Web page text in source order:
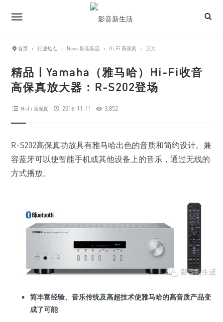
首页 › 行业热点 › News 影音新品 › Hi-Fi 高保真 › 正文
精品 | Yamaha（雅马哈）Hi-Fi收音
高保真放大器：R-S202登场
Hi-Fi 高保真 2016-11-11 3,852
R-S202高保真功放具有雅马哈出色的音质和简约设计。兼
容蓝牙可以使智能手机或其他设备上的音乐，通过无线的
方式播放。
简丰富经验、音乐传统及高超技术使雅马哈的高音质产品变
成了可能